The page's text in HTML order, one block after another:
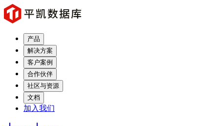
产品
解决方案
客户案例
合作伙伴
社区与资源
文档
加入我们